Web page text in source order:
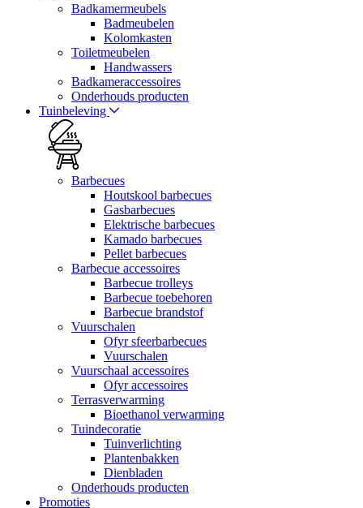
Badkamermeubels
Badmeubelen
Kolomkasten
Toiletmeubelen
Handwassers
Badkameraccessoires
Onderhouds producten
Tuinbeleving
Barbecues
Houtskool barbecues
Gasbarbecues
Elektrische barbecues
Kamado barbecues
Pellet barbecues
Barbecue accessoires
Barbecue trolleys
Barbecue toebehoren
Barbecue brandstof
Vuurschalen
Ofyr sfeerbarbecues
Vuurschalen
Vuurschaal accessoires
Ofyr accessoires
Terrasverwarming
Bioethanol verwarming
Tuindecoratie
Tuinverlichting
Plantenbakken
Dienbladen
Onderhouds producten
Promoties